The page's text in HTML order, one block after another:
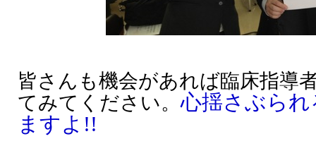
皆さんも機会があれば臨床指導
てみてください。心揺さぶら
ますよ!!